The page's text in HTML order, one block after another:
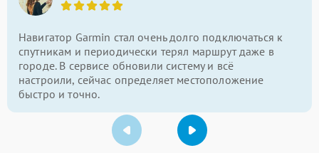
Навигатор Garmin стал очень долго подключаться к
спутникам и периодически терял маршрут даже в
городе. В сервисе обновили систему и всё
настроили, сейчас определяет местоположение
быстро и точно.